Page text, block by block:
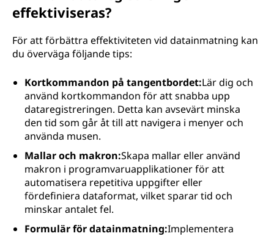
effektiviseras?
För att förbättra effektiviteten vid datainmatning kan
du överväga följande tips:
Kortkommandon på tangentbordet:Lär dig och
använd kortkommandon för att snabba upp
dataregistreringen. Detta kan avsevärt minska
den tid som går åt till att navigera i menyer och
använda musen.
Mallar och makron:Skapa mallar eller använd
makron i programvaruapplikationer för att
automatisera repetitiva uppgifter eller
fördefiniera dataformat, vilket sparar tid och
minskar antalet fel.
Formulär för datainmatning:Implementera